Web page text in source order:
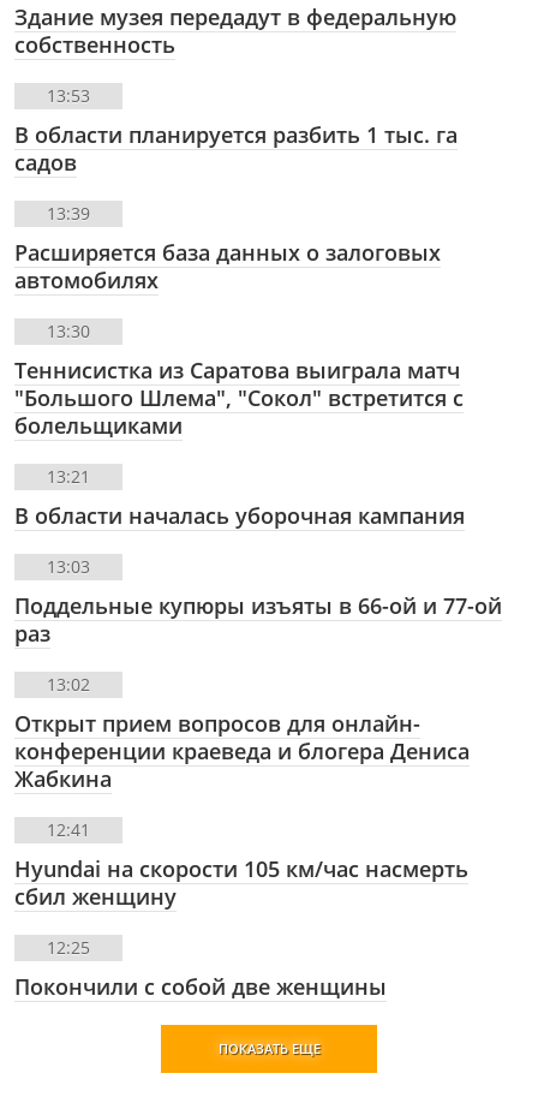
Здание музея передадут в федеральную
собственность
13:53
В области планируется разбить 1 тыс. га
садов
13:39
Расширяется база данных о залоговых
автомобилях
13:30
Теннисистка из Саратова выиграла матч
"Большого Шлема", "Сокол" встретится с
болельщиками
13:21
В области началась уборочная кампания
13:03
Поддельные купюры изъяты в 66-ой и 77-ой
раз
13:02
Открыт прием вопросов для онлайн-
конференции краеведа и блогера Дениса
Жабкина
12:41
Hyundai на скорости 105 км/час насмерть
сбил женщину
12:25
Покончили с собой две женщины
ПОКАЗАТЬ ЕЩЕ